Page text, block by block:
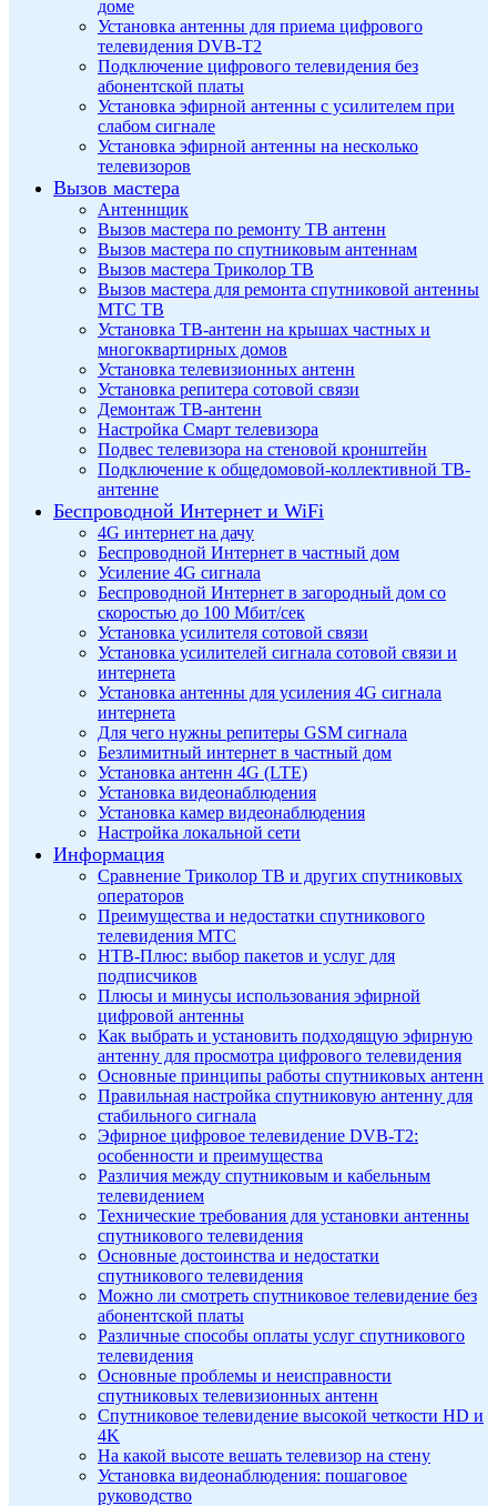
доме
Установка антенны для приема цифрового
телевидения DVB-T2
Подключение цифрового телевидения без
абонентской платы
Установка эфирной антенны с усилителем при
слабом сигнале
Установка эфирной антенны на несколько
телевизоров
Вызов мастера
Антеннщик
Вызов мастера по ремонту ТВ антенн
Вызов мастера по спутниковым антеннам
Вызов мастера Триколор ТВ
Вызов мастера для ремонта спутниковой антенны
МТС ТВ
Установка ТВ-антенн на крышах частных и
многоквартирных домов
Установка телевизионных антенн
Установка репитера сотовой связи
Демонтаж ТВ-антенн
Настройка Смарт телевизора
Подвес телевизора на стеновой кронштейн
Подключение к общедомовой-коллективной ТВ-
антенне
Беспроводной Интернет и WiFi
4G интернет на дачу
Беспроводной Интернет в частный дом
Усиление 4G сигнала
Беспроводной Интернет в загородный дом со
скоростью до 100 Мбит/сек
Установка усилителя сотовой связи
Установка усилителей сигнала сотовой связи и
интернета
Установка антенны для усиления 4G сигнала
интернета
Для чего нужны репитеры GSM сигнала
Безлимитный интернет в частный дом
Установка антенн 4G (LTE)
Установка видеонаблюдения
Установка камер видеонаблюдения
Настройка локальной сети
Информация
Сравнение Триколор ТВ и других спутниковых
операторов
Преимущества и недостатки спутникового
телевидения МТС
НТВ-Плюс: выбор пакетов и услуг для
подписчиков
Плюсы и минусы использования эфирной
цифровой антенны
Как выбрать и установить подходящую эфирную
антенну для просмотра цифрового телевидения
Основные принципы работы спутниковых антенн
Правильная настройка спутниковую антенну для
стабильного сигнала
Эфирное цифровое телевидение DVB-T2:
особенности и преимущества
Различия между спутниковым и кабельным
телевидением
Технические требования для установки антенны
спутникового телевидения
Основные достоинства и недостатки
спутникового телевидения
Можно ли смотреть спутниковое телевидение без
абонентской платы
Различные способы оплаты услуг спутникового
телевидения
Основные проблемы и неисправности
спутниковых телевизионных антенн
Спутниковое телевидение высокой четкости HD и
4K
На какой высоте вешать телевизор на стену
Установка видеонаблюдения: пошаговое
руководство